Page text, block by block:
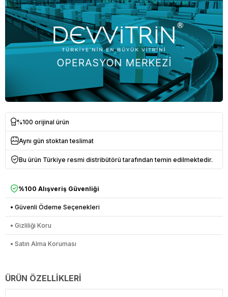
%100 orijinal ürün
Aynı gün stoktan teslimat
Bu ürün Türkiye resmi distribütörü tarafından temin edilmektedir.
%100 Alışveriş Güvenliği
• Güvenli Ödeme Seçenekleri
• Gizliliği Koru
• Satın Alma Koruması
ÜRÜN ÖZELLIKLERI